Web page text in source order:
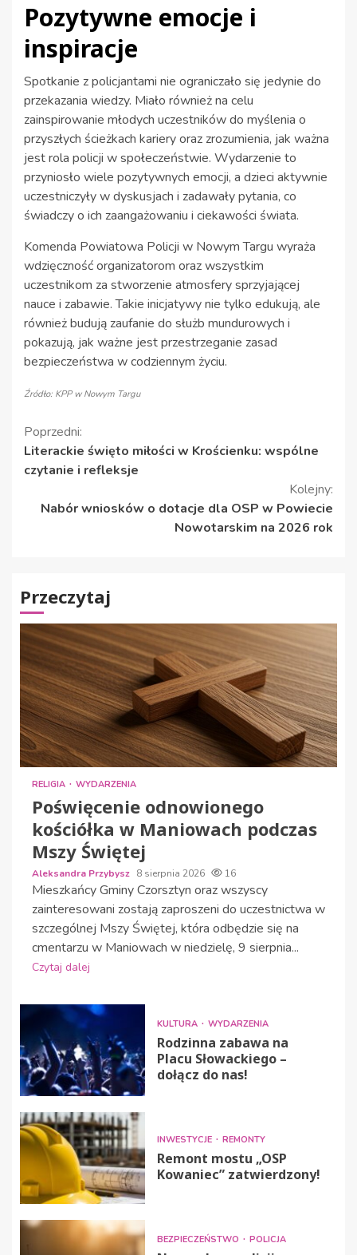
Pozytywne emocje i
inspiracje
Spotkanie z policjantami nie ograniczało się jedynie do
przekazania wiedzy. Miało również na celu
zainspirowanie młodych uczestników do myślenia o
przyszłych ścieżkach kariery oraz zrozumienia, jak ważna
jest rola policji w społeczeństwie. Wydarzenie to
przyniosło wiele pozytywnych emocji, a dzieci aktywnie
uczestniczyły w dyskusjach i zadawały pytania, co
świadczy o ich zaangażowaniu i ciekawości świata.
Komenda Powiatowa Policji w Nowym Targu wyraża
wdzięczność organizatorom oraz wszystkim
uczestnikom za stworzenie atmosfery sprzyjającej
nauce i zabawie. Takie inicjatywy nie tylko edukują, ale
również budują zaufanie do służb mundurowych i
pokazują, jak ważne jest przestrzeganie zasad
bezpieczeństwa w codziennym życiu.
Źródło: KPP w Nowym Targu
Kontynuuj
czytanie
Poprzedni:
Literackie święto miłości w Krościenku: wspólne
czytanie i refleksje
Kolejny:
Nabór wniosków o dotacje dla OSP w Powiecie
Nowotarskim na 2026 rok
Przeczytaj
RELIGIA WYDARZENIA
Poświęcenie odnowionego
kościółka w Maniowach podczas
Mszy Świętej
Aleksandra Przybysz 8 sierpnia 2026 16
Mieszkańcy Gminy Czorsztyn oraz wszyscy
zainteresowani zostają zaproszeni do uczestnictwa w
szczególnej Mszy Świętej, która odbędzie się na
cmentarzu w Maniowach w niedzielę, 9 sierpnia...
Czytaj dalej
KULTURA WYDARZENIA
Rodzinna zabawa na
Placu Słowackiego –
dołącz do nas!
INWESTYCJE REMONTY
Remont mostu „OSP
Kowaniec” zatwierdzony!
BEZPIECZEŃSTWO POLICJA